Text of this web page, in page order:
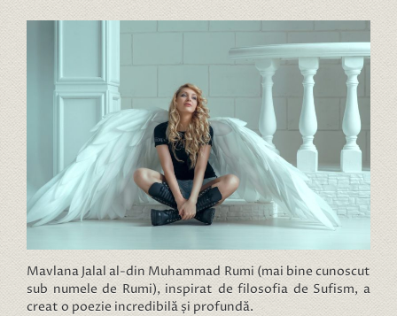
Mavlana Jalal al-din Muhammad Rumi (mai bine cunoscut
sub numele de Rumi), inspirat de filosofia de Sufism, a
creat o poezie incredibilă și profundă.